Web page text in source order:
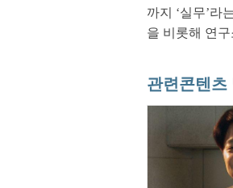
까지 ‘실무’라
을 비롯해 연
관련콘텐츠